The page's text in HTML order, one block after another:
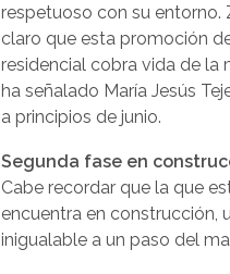
respetuoso con su entorno.
claro que esta promoción
residencial cobra vida de la
ha señalado María Jesús
a principios de junio.
Segunda fase en
Cabe recordar que la que
encuentra en construcción,
inigualable a un paso del